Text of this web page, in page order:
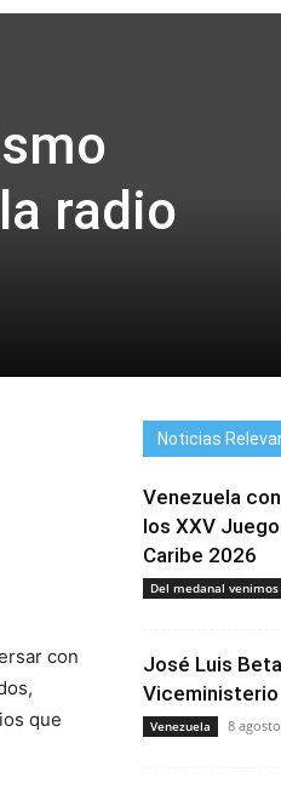
radio
con
que
Noticias
Venezuela
los XXV
Caribe 2026
Del medanal venimos
José Luis
Venezuela 8